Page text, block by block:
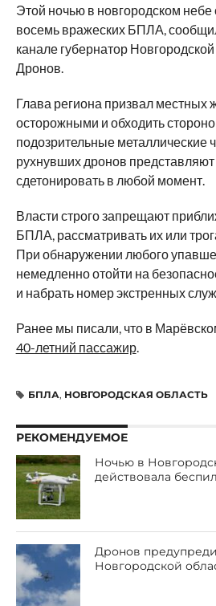
Этой ночью в новгородском
восемь вражеских БПЛА,
канале губернатор
Дронов.
Глава региона призвал местных
осторожными и обходить
подозрительные металлические
рухнувших дронов представляют
сдетонировать в любой момент.
Власти строго запрещают
БПЛА, рассматривать их или
При обнаружении любого
немедленно отойти на
и набрать номер экстренных
Ранее мы писали, что в
40-летний пассажир.
БПЛА, НОВГОРОДСКАЯ ОБЛАСТЬ
РЕКОМЕНДУЕМОЕ
Ночью в
действовала
Дронов
Новгородской